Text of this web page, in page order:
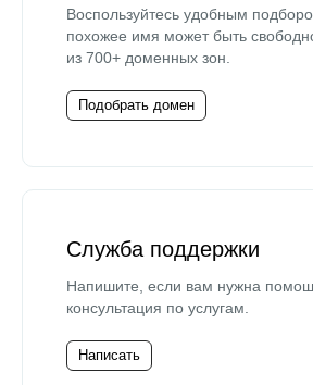
Воспользуйтесь удобным
похожее имя может быть
из 700+ доменных зон.
Подобрать домен
Служба поддержки
Напишите, если вам нужна
консультация по услугам.
Написать